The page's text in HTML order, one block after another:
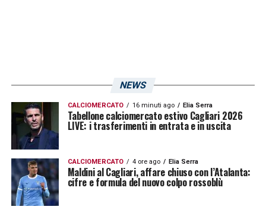
NEWS
CALCIOMERCATO 16 minuti ago Elia Serra
Tabellone calciomercato estivo Cagliari 2026
LIVE: i trasferimenti in entrata e in uscita
CALCIOMERCATO 4 ore ago Elia Serra
Maldini al Cagliari, affare chiuso con l’Atalanta:
cifre e formula del nuovo colpo rossoblù